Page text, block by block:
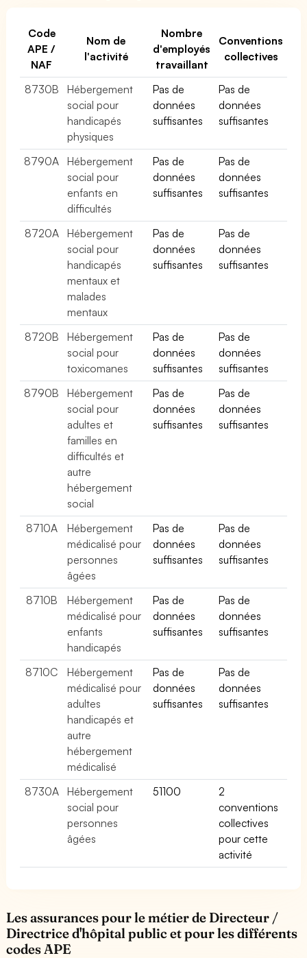
Code
APE /
NAF
Nom de
l'activité
Nombre
d'employés
travaillant
Conventions
collectives
8730B
Hébergement
social pour
handicapés
physiques
Pas de
données
suffisantes
Pas de
données
suffisantes
8790A Hébergement
social pour
enfants en
difficultés
Pas de
données
suffisantes
Pas de
données
suffisantes
8720A
Hébergement
social pour
handicapés
mentaux et
malades
mentaux
Pas de
données
suffisantes
Pas de
données
suffisantes
8720B
Hébergement
social pour
toxicomanes
Pas de
données
suffisantes
Pas de
données
suffisantes
8790B
Hébergement
social pour
adultes et
familles en
difficultés et
autre
hébergement
social
Pas de
données
suffisantes
Pas de
données
suffisantes
8710A
Hébergement
médicalisé pour
personnes
âgées
Pas de
données
suffisantes
Pas de
données
suffisantes
8710B
Hébergement
médicalisé pour
enfants
handicapés
Pas de
données
suffisantes
Pas de
données
suffisantes
8710C
Hébergement
médicalisé pour
adultes
handicapés et
autre
hébergement
médicalisé
Pas de
données
suffisantes
Pas de
données
suffisantes
8730A
Hébergement
social pour
personnes
âgées
51100
2
conventions
collectives
pour cette
activité
Les assurances pour le métier de Directeur /
Directrice d'hôpital public et pour les différents
codes APE